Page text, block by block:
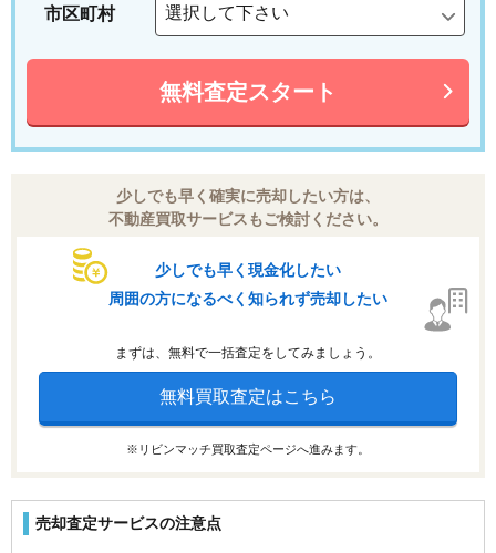
市区町村
無料査定スタート
少しでも早く確実に売却したい方は、
不動産買取サービスもご検討ください。
少しでも早く現金化したい
周囲の方になるべく知られず売却したい
まずは、無料で一括査定をしてみましょう。
無料買取査定はこちら
※リビンマッチ買取査定ページへ進みます。
売却査定サービスの注意点